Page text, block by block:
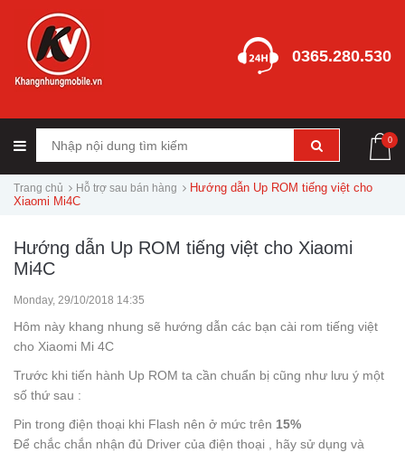
0365.280.530
0
Trang chủ Hỗ trợ sau bán hàng
Hướng dẫn Up ROM tiếng việt cho
Xiaomi Mi4C
Hướng dẫn Up ROM tiếng việt cho Xiaomi
Mi4C
Monday, 29/10/2018 14:35
Hôm này khang nhung sẽ hướng dẫn các bạn cài rom tiếng việt
cho Xiaomi Mi 4C
Trước khi tiến hành Up ROM ta cần chuẩn bị cũng như lưu ý một
số thứ sau :
Pin trong điện thoại khi Flash nên ở mức trên 15%
Để chắc chắn nhận đủ Driver của điện thoại , hãy sử dụng và